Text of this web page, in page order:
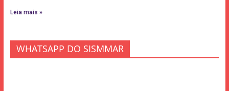
Leia mais »
WHATSAPP DO SISMMAR